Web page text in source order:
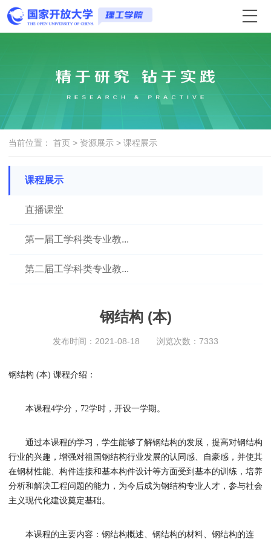
当前位置： 首页 > 资源展示 > 课程展示
课程展示
直播课堂
第一届工学科类专业教...
第二届工学科类专业教...
钢结构 (本)
发布时间：2021-08-18 浏览次数： 7333
钢结构 (本) 课程介绍：
本课程4学分，72学时，开设一学期。
通过本课程的学习，学生能够了解钢结构的发展，提高对钢结构
行业的兴趣，增强对祖国钢结构行业发展的认同感、自豪感，并使其
在钢材性能、构件连接和基本构件设计等方面受到基本的训练，培养
分析和解决工程问题的能力，为今后成为钢结构专业人才，参与社会
主义现代化建设奠定基础。
本课程的主要内容：钢结构概述、钢结构的材料、钢结构的连